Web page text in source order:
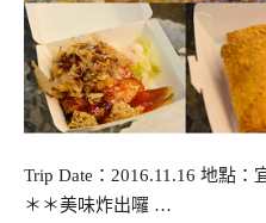
Trip Date：2016.11.16 地點
＊＊美味炸出囉 …